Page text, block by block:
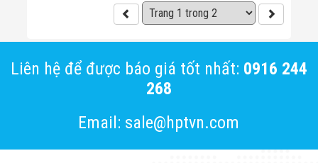
Liên hệ để được báo giá tốt nhất: 0916 244
268
Email: sale@hptvn.com